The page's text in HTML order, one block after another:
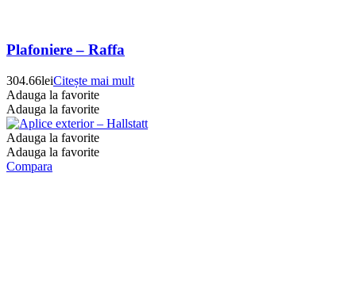
Plafoniere – Raffa
304.66leiCitește mai mult
Adauga la favorite
Adauga la favorite
Adauga la favorite
Adauga la favorite
Compara